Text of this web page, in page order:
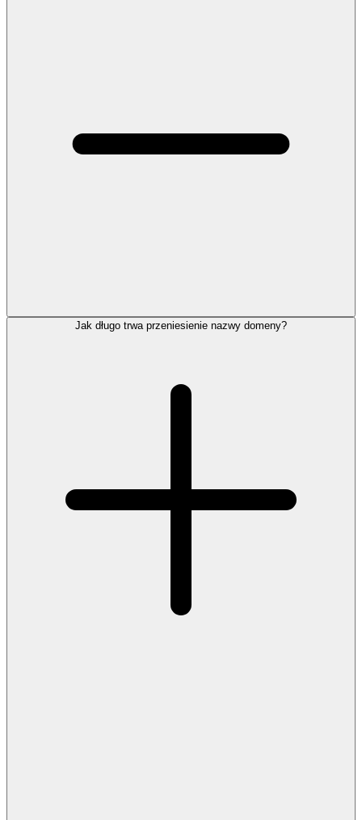
Jak długo trwa przeniesienie nazwy domeny?